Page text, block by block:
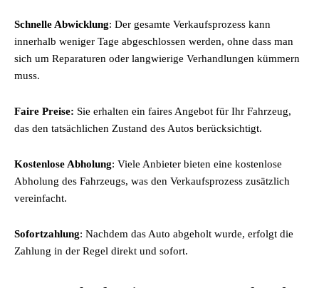
Schnelle Abwicklung: Der gesamte Verkaufsprozess kann
innerhalb weniger Tage abgeschlossen werden, ohne dass man
sich um Reparaturen oder langwierige Verhandlungen kümmern
muss.
Faire Preise: Sie erhalten ein faires Angebot für Ihr Fahrzeug,
das den tatsächlichen Zustand des Autos berücksichtigt.
Kostenlose Abholung: Viele Anbieter bieten eine kostenlose
Abholung des Fahrzeugs, was den Verkaufsprozess zusätzlich
vereinfacht.
Sofortzahlung: Nachdem das Auto abgeholt wurde, erfolgt die
Zahlung in der Regel direkt und sofort.